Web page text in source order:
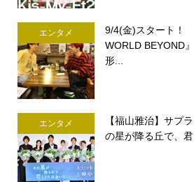
エンタメ
9/4(金)スタート！
WORLD BEYOND
形...
エンタメ
【福山雅治】サプ
の星が降る丘で、